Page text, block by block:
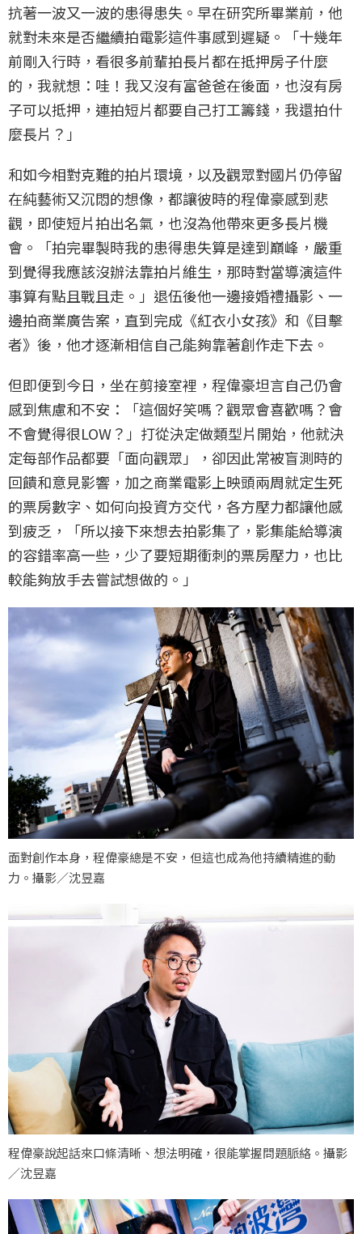
抗著一波又一波的患得患失。早在研究所畢業前，他
就對未來是否繼續拍電影這件事感到遲疑。「十幾年
前剛入行時，看很多前輩拍長片都在抵押房子什麼
的，我就想：哇！我又沒有富爸爸在後面，也沒有房
子可以抵押，連拍短片都要自己打工籌錢，我還拍什
麼長片？」
和如今相對克難的拍片環境，以及觀眾對國片仍停留
在純藝術又沉悶的想像，都讓彼時的程偉豪感到悲
觀，即使短片拍出名氣，也沒為他帶來更多長片機
會。「拍完畢製時我的患得患失算是達到巔峰，嚴重
到覺得我應該沒辦法靠拍片維生，那時對當導演這件
事算有點且戰且走。」退伍後他一邊接婚禮攝影、一
邊拍商業廣告案，直到完成《紅衣小女孩》和《目擊
者》後，他才逐漸相信自己能夠靠著創作走下去。
但即便到今日，坐在剪接室裡，程偉豪坦言自己仍會
感到焦慮和不安：「這個好笑嗎？觀眾會喜歡嗎？會
不會覺得很LOW？」打從決定做類型片開始，他就決
定每部作品都要「面向觀眾」，卻因此常被盲測時的
回饋和意見影響，加之商業電影上映頭兩周就定生死
的票房數字、如何向投資方交代，各方壓力都讓他感
到疲乏，「所以接下來想去拍影集了，影集能給導演
的容錯率高一些，少了要短期衝刺的票房壓力，也比
較能夠放手去嘗試想做的。」
面對創作本身，程偉豪總是不安，但這也成為他持續精進的動
力。攝影／沈昱嘉
程偉豪說起話來口條清晰、想法明確，很能掌握問題脈絡。攝影
／沈昱嘉